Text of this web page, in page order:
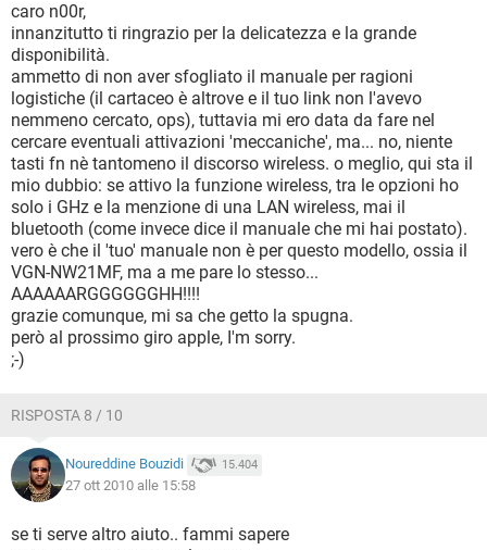
caro n00r,
innanzitutto ti ringrazio per la delicatezza e la grande
disponibilità.
ammetto di non aver sfogliato il manuale per ragioni
logistiche (il cartaceo è altrove e il tuo link non l'avevo
nemmeno cercato, ops), tuttavia mi ero data da fare nel
cercare eventuali attivazioni 'meccaniche', ma... no, niente
tasti fn nè tantomeno il discorso wireless. o meglio, qui sta il
mio dubbio: se attivo la funzione wireless, tra le opzioni ho
solo i GHz e la menzione di una LAN wireless, mai il
bluetooth (come invece dice il manuale che mi hai postato).
vero è che il 'tuo' manuale non è per questo modello, ossia il
VGN-NW21MF, ma a me pare lo stesso...
AAAAAARGGGGGGHH!!!!
grazie comunque, mi sa che getto la spugna.
però al prossimo giro apple, I'm sorry.
;-)
RISPOSTA 8 / 10
Noureddine Bouzidi 15.404
27 ott 2010 alle 15:58
se ti serve altro aiuto.. fammi sapere